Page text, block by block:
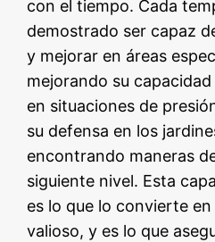
con el tiempo. Cada
demostrado ser capaz
y mejorar en áreas
mejorando su
en situaciones de
su defensa en los
encontrando maneras
siguiente nivel. Esta
es lo que lo convierte
valioso, y es lo que